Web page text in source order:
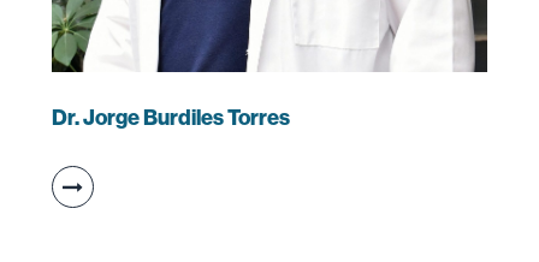
Dr. Jorge Burdiles Torres